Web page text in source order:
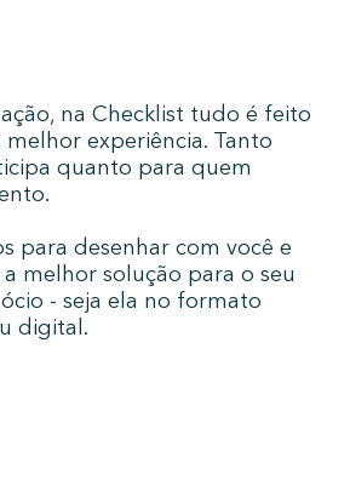
na Checklist tudo é feito
experiência. Tanto
quanto para quem
para desenhar com você e
melhor solução para o seu
- seja ela no formato
digital.